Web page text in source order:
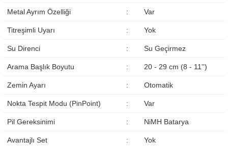
Metal Ayrım Özelliği : Var
Titreşimli Uyarı : Yok
Su Direnci : Su Geçirmez
Arama Başlık Boyutu : 20 - 29 cm (8 - 11'')
Zemin Ayarı : Otomatik
Nokta Tespit Modu (PinPoint) : Var
Pil Gereksinimi : NiMH Batarya
Avantajlı Set : Yok